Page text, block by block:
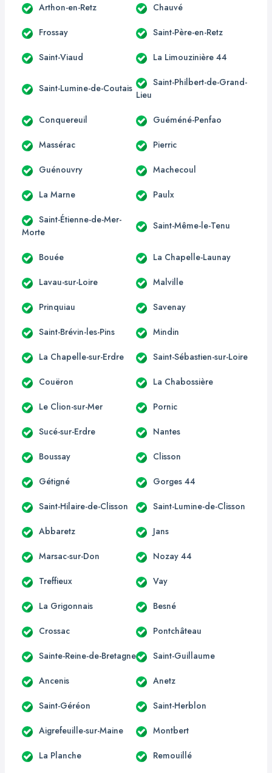
Arthon-en-Retz Chauvé
Frossay Saint-Père-en-Retz
Saint-Viaud La Limouzinière 44
Saint-Lumine-de-Coutais
Saint-Philbert-de-Grand-
Lieu
Conquereuil Guéméné-Penfao
Massérac Pierric
Guénouvry Machecoul
La Marne Paulx
Saint-Étienne-de-Mer-
Morte
Saint-Même-le-Tenu
Bouée La Chapelle-Launay
Lavau-sur-Loire Malville
Prinquiau Savenay
Saint-Brévin-les-Pins Mindin
La Chapelle-sur-Erdre Saint-Sébastien-sur-Loire
Couëron La Chabossière
Le Clion-sur-Mer Pornic
Sucé-sur-Erdre Nantes
Boussay Clisson
Gétigné Gorges 44
Saint-Hilaire-de-Clisson Saint-Lumine-de-Clisson
Abbaretz Jans
Marsac-sur-Don Nozay 44
Treffieux Vay
La Grigonnais Besné
Crossac Pontchâteau
Sainte-Reine-de-Bretagne Saint-Guillaume
Ancenis Anetz
Saint-Géréon Saint-Herblon
Aigrefeuille-sur-Maine Montbert
La Planche Remouillé